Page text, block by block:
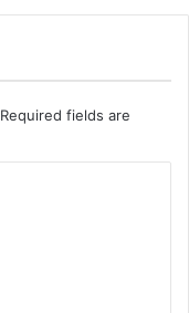
Required fields are